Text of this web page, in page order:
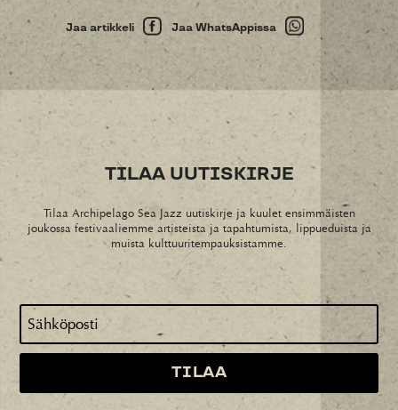
Jaa artikkeli Jaa WhatsAppissa
TILAA UUTISKIRJE
Tilaa Archipelago Sea Jazz uutiskirje ja kuulet ensimmäisten
joukossa festivaaliemme artisteista ja tapahtumista, lippueduista ja
muista kulttuuritempauksistamme.